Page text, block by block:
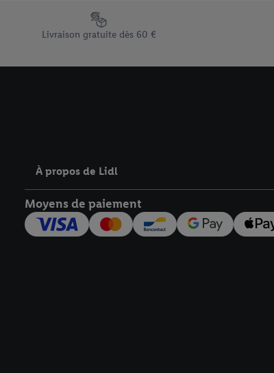
Élément du pied de page avec les différents arguments
Livraison gratuite dès 60 €
À propos de Lidl
Moyens de paiement
En cliquant
« Accepter »,